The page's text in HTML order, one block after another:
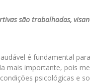
são trabalhadas,
é fundamental
mais importante, pois
psicológicas e